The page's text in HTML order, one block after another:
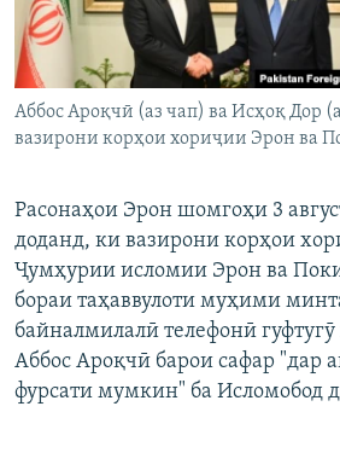
Аббос Ароқчӣ (аз чап) ва Исҳоқ Дор
вазирони корҳои хориҷии Эрон ва
Расонаҳои Эрон шомгоҳи 3
доданд, ки вазирони корҳои
Ҷумҳурии исломии Эрон ва
бораи таҳаввулоти муҳими
байналмилалӣ телефонӣ гуфтугӯ
Аббос Ароқчӣ барои сафар "дар
фурсати мумкин" ба Исломобод